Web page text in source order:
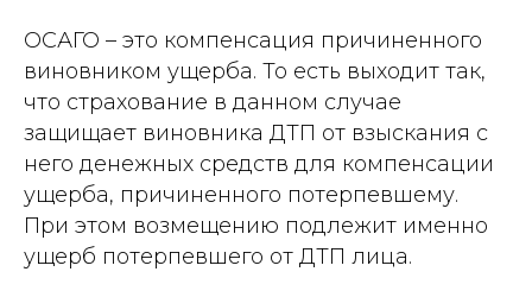
ОСАГО – это компенсация причиненного
виновником ущерба. То есть выходит так,
что страхование в данном случае
защищает виновника ДТП от взыскания с
него денежных средств для компенсации
ущерба, причиненного потерпевшему.
При этом возмещению подлежит именно
ущерб потерпевшего от ДТП лица.